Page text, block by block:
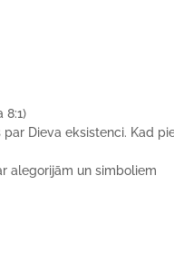
8:1)
Dieva eksistenci. Kad
alegorijām un simboliem